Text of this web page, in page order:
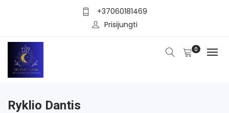
+37060181469
Prisijungti
0
Ryklio Dantis